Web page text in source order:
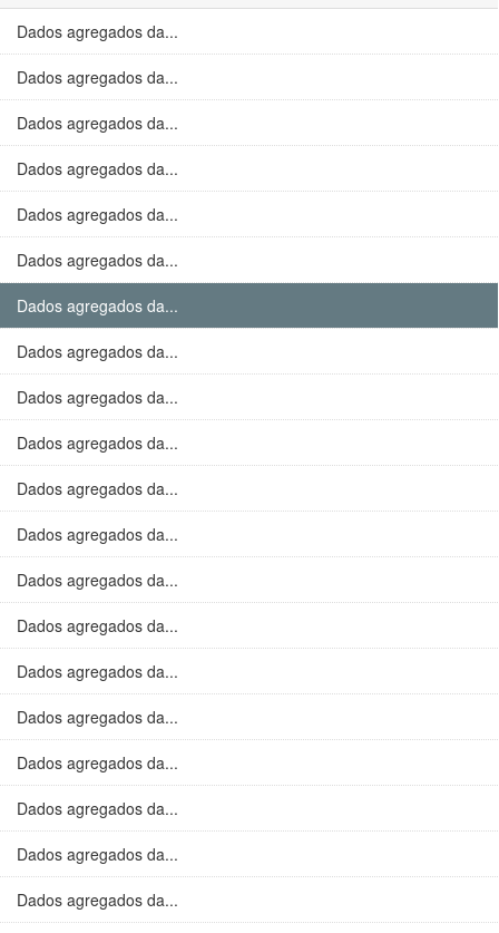
Dados agregados da...
Dados agregados da...
Dados agregados da...
Dados agregados da...
Dados agregados da...
Dados agregados da...
Dados agregados da...
Dados agregados da...
Dados agregados da...
Dados agregados da...
Dados agregados da...
Dados agregados da...
Dados agregados da...
Dados agregados da...
Dados agregados da...
Dados agregados da...
Dados agregados da...
Dados agregados da...
Dados agregados da...
Dados agregados da...